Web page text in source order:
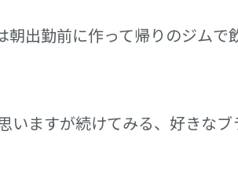
出勤前に作って帰りのジム
ますが続けてみる、好きなブ